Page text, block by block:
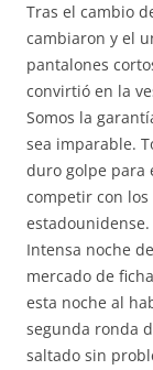
Tras el cambio
cambiaron y el
pantalones
convirtió en la
Somos la
sea imparable.
duro golpe para
competir con
Intensa noche
mercado de
esta noche al
segunda ronda
saltado sin